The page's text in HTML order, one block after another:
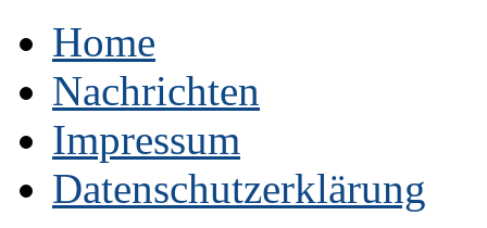
Home
Nachrichten
Impressum
Datenschutzerklärung